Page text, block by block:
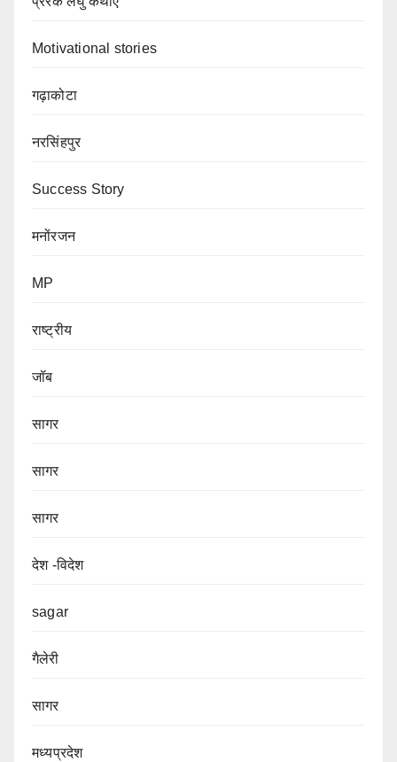
Motivational stories
गढ़ाकोटा
नरसिंहपुर
Success Story
मनोंरजन
MP
राष्ट्रीय
जॉब
सागर
सागर
सागर
देश -विदेश
sagar
गैलेरी
सागर
मध्यप्रदेश